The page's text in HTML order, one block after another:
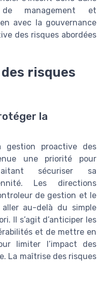
management et
avec la gouvernance
des risques abordées
risques
la
proactive des
une priorité pour
sécuriser sa
Les directions
de gestion et le
au-delà du simple
Il s’agit d’anticiper les
et de mettre en
limiter l’impact des
La maîtrise des risques